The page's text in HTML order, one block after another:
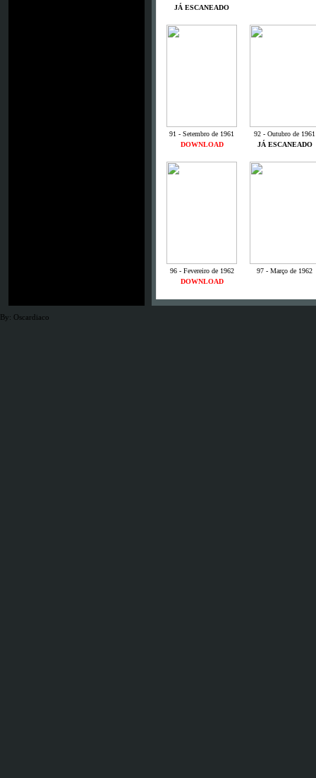
JÁ ESCANEADO
91 - Setembro de 1961
92 - Outubro de 1961
DOWNLOAD
JÁ ESCANEADO
96 - Fevereiro de 1962
97 - Março de 1962
DOWNLOAD
By: Oscardiaco